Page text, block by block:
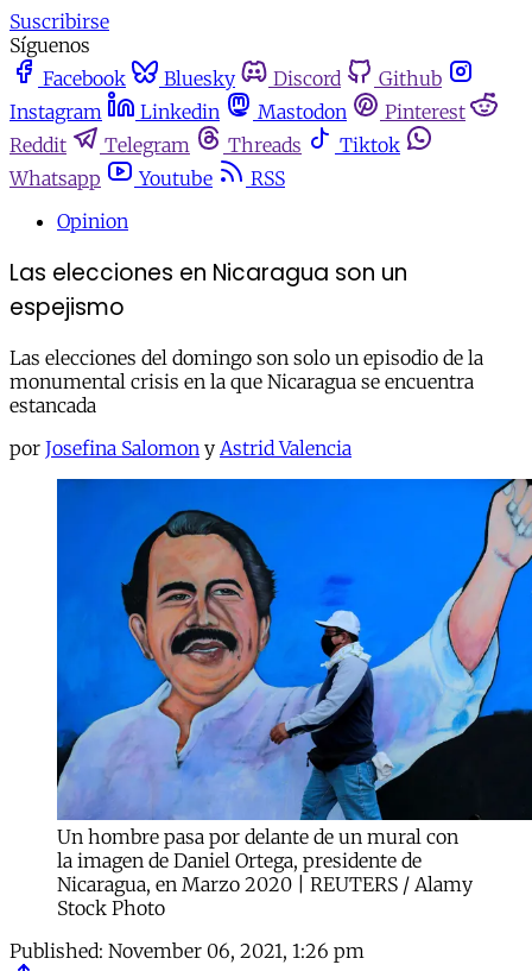
Suscribirse
Síguenos
Facebook
Bluesky Discord
Github
Instagram
Linkedin Mastodon
Pinterest
Reddit
Telegram Threads
Tiktok
Whatsapp
Youtube
RSS
Opinion
Las elecciones en Nicaragua son un
espejismo
Las elecciones del domingo son solo un episodio de la
monumental crisis en la que Nicaragua se encuentra
estancada
por Josefina Salomon y Astrid Valencia
Un hombre pasa por delante de un mural con
la imagen de Daniel Ortega, presidente de
Nicaragua, en Marzo 2020 | REUTERS / Alamy
Stock Photo
Published: November 06, 2021, 1:26 pm